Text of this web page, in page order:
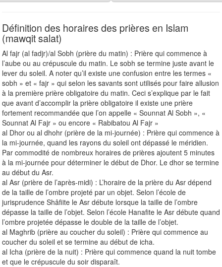
Définition des horaires des prières en Islam
(mawqit salat)
Al fajr (al fadjr)/al Sobh (prière du matin) : Prière qui commence à
l’aube ou au crépuscule du matin. Le sobh se termine juste avant le
lever du soleil. A noter qu’il existe une confusion entre les termes «
sobh » et « fajr » qui selon les savants sont utilisés pour faire allusion
à la première prière obligatoire du matin. Ceci s’explique par le fait
que avant d’accomplir la prière obligatoire il existe une prière
fortement recommandée que l’on appelle « Sounnat Al Sobh », «
Sounnat Al Fajr » ou encore « Rabibatou Al Fajr »
al Dhor ou al dhohr (prière de la mi-journée) : Prière qui commence à
la mi-journée, quand les rayons du soleil ont dépassé le méridien.
Par commodité de nombreux horaires de prières ajoutent 5 minutes
à la mi-journée pour déterminer le début de Dhor. Le dhor se termine
au début du Asr.
al Asr (prière de l’après-midi) : L’horaire de la prière du Asr dépend
de la taille de l’ombre projeté par un objet. Selon l’école de
jurisprudence Shâfiite le Asr débute lorsque la taille de l’ombre
dépasse la taille de l’objet. Selon l’école Hanafite le Asr débute quand
l’ombre projetée dépasse le double de la taille de l’objet.
al Maghrib (prière au coucher du soleil) : Prière qui commence au
coucher du soleil et se termine au début de icha.
al Icha (prière de la nuit) : Prière qui commence quand la nuit tombe
et que le crépuscule du soir disparaît.